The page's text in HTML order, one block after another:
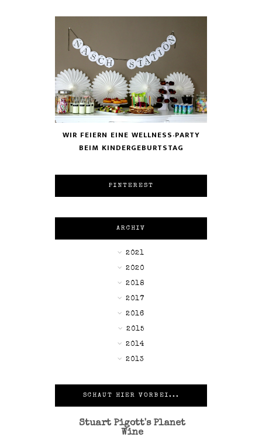
WIR FEIERN EINE WELLNESS-PARTY
BEIM KINDERGEBURTSTAG
PINTEREST
ARCHIV
►2021
►2020
►2018
►2017
►2016
►2015
▼2014
►2013
SCHAUT HIER VORBEI...
Stuart Pigott's Planet
Wine